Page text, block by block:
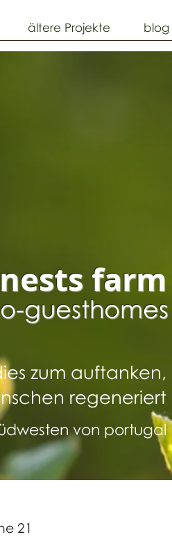
ältere Projekte blog
farm
guesthomes
zum auftanken,
regeneriert
von portugal
21